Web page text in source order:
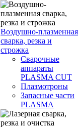
Воздушно-плазменная
сварка, резка и
строжка
Сварочные
аппараты
PLASMA CUT
Плазмотроны
Запасные части
PLASMA